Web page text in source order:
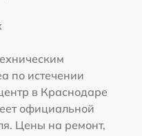
по истечении
в Краснодаре
официальной
Цены на ремонт,